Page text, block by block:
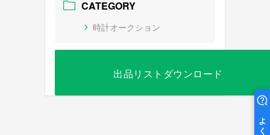
CATEGORY
時計オークション
出品リストダウンロード